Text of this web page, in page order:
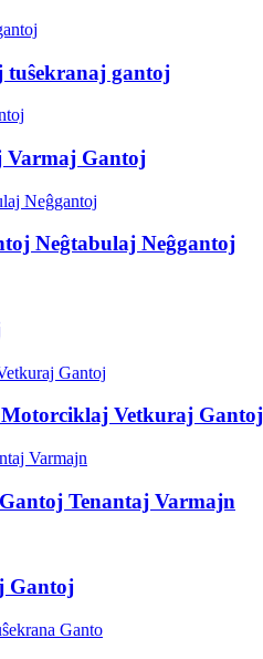
gantoj
Varmaj Gantoj
Neĝtabulaj Neĝgantoj
Vetkuraj Gantoj
Tenantaj Varmajn
Gantoj